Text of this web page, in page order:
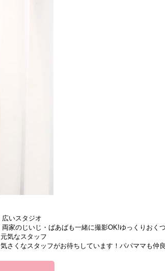
広いスタジオ
両家のじいじ・ばあばも一緒に撮影OK!ゆっくりおく
元気なスタッフ
気さくなスタッフがお待ちしています！パパママも仲